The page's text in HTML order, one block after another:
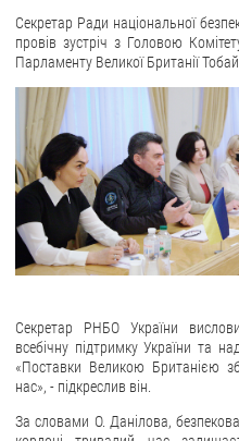
Drone Deals
Фотогалерея
Відеогалерея
ЗВЕРНЕННЯ ГРОМАДЯН
Звернення громадян
Електронне звернення
Організація доступу до публічної інформації
Запит на отримання публічної інформації
Облік публічної інформації
Секретар Ради національної
провів зустріч з Головою
Парламенту Великої Британії
Секретар РНБО України
всебічну підтримку України та
«Поставки Великою Британією
нас», - підкреслив він.
За словами О. Данілова,